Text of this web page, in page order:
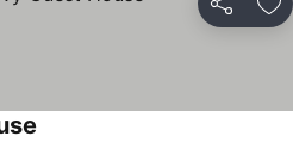
Partilhar